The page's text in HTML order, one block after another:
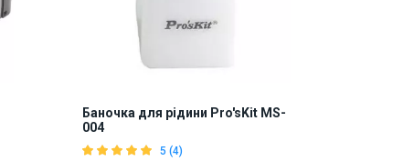
Баночка для рідини Pro'sKit MS-
004
5 (4)